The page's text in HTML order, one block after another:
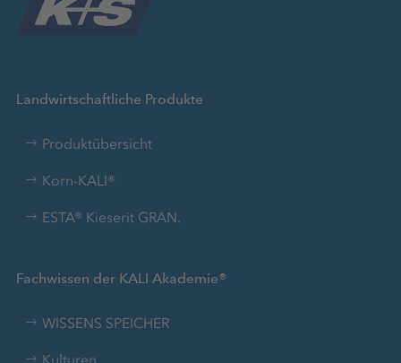
Landwirtschaftliche Produkte
Produktübersicht
Korn-KALI®
ESTA® Kieserit GRAN.
Fachwissen der KALI Akademie®
WISSENS SPEICHER